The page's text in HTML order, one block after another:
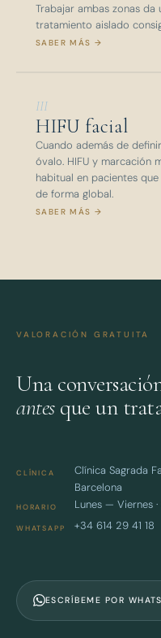
Trabajar ambas zonas da
tratamiento aislado
SABER MÁS →
III
HIFU facial
Cuando además de
óvalo. HIFU y marcación
habitual en pacientes
de forma global.
SABER MÁS →
VALORACIÓN GRATUITA
Una
antesque un
CLÍNICA
Clínica Sagrada
Barcelona
HORARIO Lunes — Viernes
WHATSAPP +34 614 29 41 18
ESCRÍBEME POR